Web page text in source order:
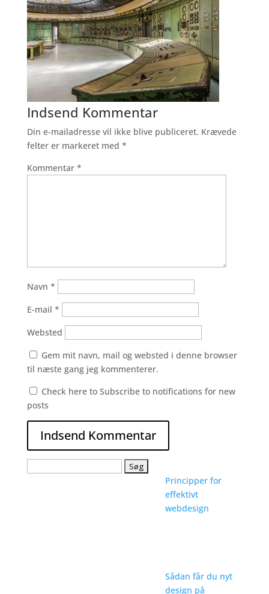
Indsend Kommentar
Din e-mailadresse vil ikke blive publiceret. Krævede
felter er markeret med *
Kommentar *
Navn *
E-mail *
Websted
Gem mit navn, mail og websted i denne browser
til næste gang jeg kommenterer.
Check here to Subscribe to notifications for new
posts
Principper for
effektivt
webdesign
Sådan får du nyt
design på